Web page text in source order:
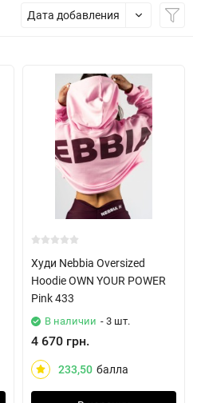
Дата добавления
Худи Nebbia Oversized
Hoodie OWN YOUR POWER
Pink 433
В наличии - 3 шт.
4 670 грн.
233,50 балла